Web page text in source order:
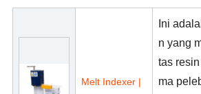
Melt Indexer |
Ini
n yang
tas
ma